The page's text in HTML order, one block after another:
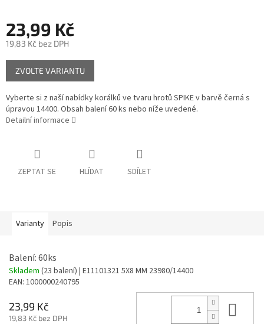
23,99 Kč
19,83 Kč bez DPH
Měrná
cena:
ZVOLTE VARIANTU
Vyberte si z naší nabídky korálků ve tvaru hrotů SPIKE v barvě černá s
úpravou 14400. Obsah balení 60 ks nebo níže uvedené.
Detailní informace
ZEPTAT SE HLÍDAT SDÍLET
Varianty Popis
Balení: 60ks
Skladem (23 balení) | E11101321 5X8 MM 23980/14400
EAN: 1000000240795
23,99 Kč
19,83 Kč bez DPH